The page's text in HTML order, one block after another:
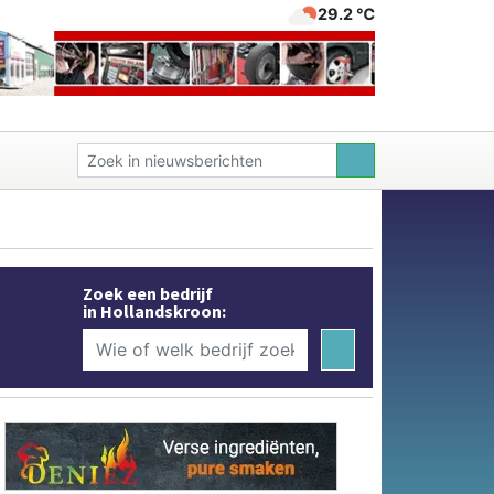
29.2 ℃
Zoek een bedrijf
in Hollandskroon: